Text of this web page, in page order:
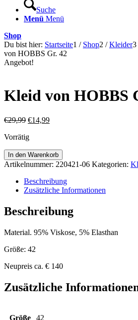
Suche
Menü Menü
Shop
Du bist hier: Startseite1 / Shop2 / Kleider3
von HOBBS Gr. 42
Angebot!
Kleid von HOBBS
€29,99 Ursprünglicher
war:
€14,99Aktueller
Vorrätig
Kleid
von
In den Warenkorb
Artikelnummer: 220421-06 Kategorien:
Beschreibung
Zusätzliche Informationen
Beschreibung
Material. 95% Viskose, 5% Elasthan
Größe: 42
Neupreis ca. € 140
Zusätzliche
Größe 42